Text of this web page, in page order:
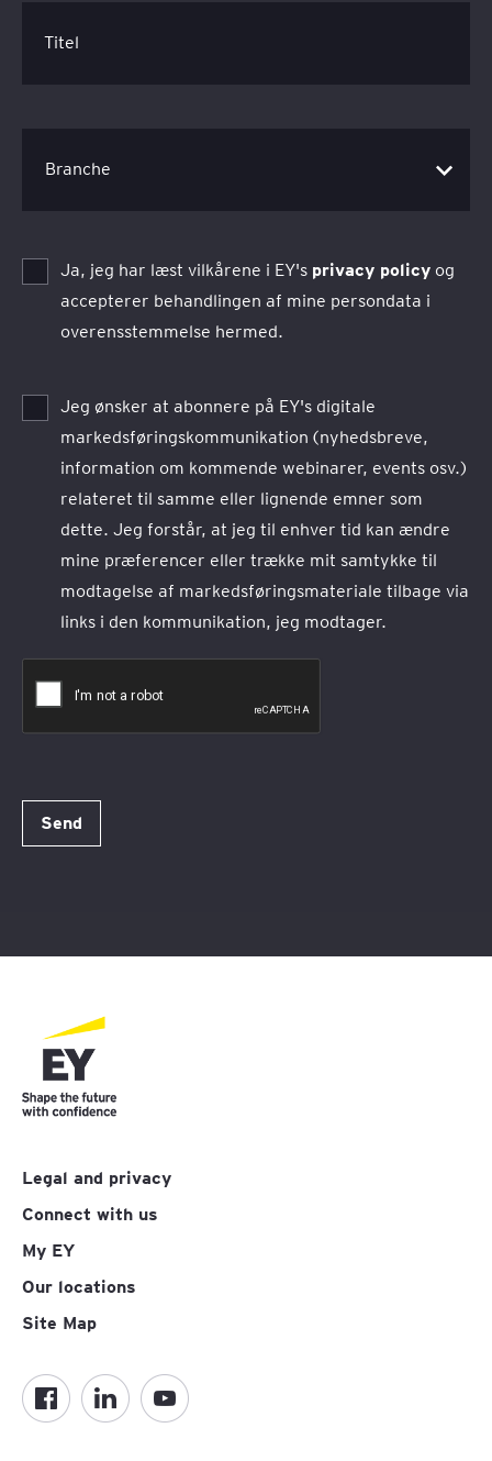
Titel
Ja, jeg har læst vilkårene i EY's privacy policy og
accepterer behandlingen af mine persondata i
overensstemmelse hermed.
Jeg ønsker at abonnere på EY's digitale
markedsføringskommunikation (nyhedsbreve,
information om kommende webinarer, events osv.)
relateret til samme eller lignende emner som
dette. Jeg forstår, at jeg til enhver tid kan ændre
mine præferencer eller trække mit samtykke til
modtagelse af markedsføringsmateriale tilbage via
links i den kommunikation, jeg modtager.
Send
Legal and privacy
Connect with us
My EY
Our locations
Site Map